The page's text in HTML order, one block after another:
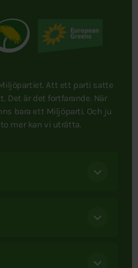
Att ett parti satte
Det är det fortfarande. När
bara ett Miljöparti. Och ju
mer kan vi uträtta.